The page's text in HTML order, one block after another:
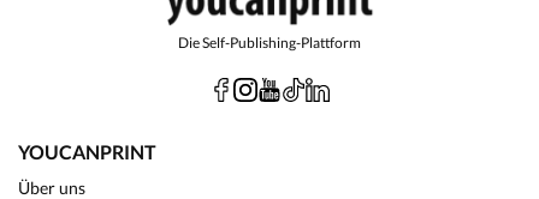
Die Self-Publishing-Plattform
YOUCANPRINT
Über uns